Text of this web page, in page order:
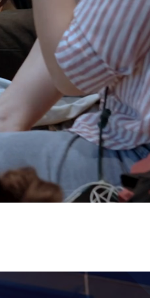
e accessibilitàBiglietti
Immagine